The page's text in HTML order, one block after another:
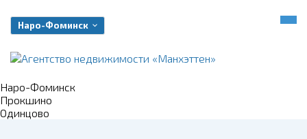
Наро-Фоминск
Наро-Фоминск
Прокшино
Одинцово